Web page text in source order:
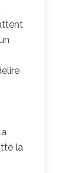
la